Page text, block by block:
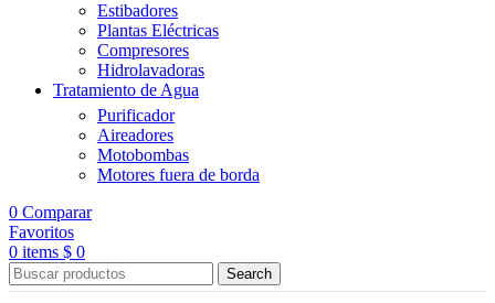
Estibadores
Plantas Eléctricas
Compresores
Hidrolavadoras
Tratamiento de Agua
Purificador
Aireadores
Motobombas
Motores fuera de borda
0 Comparar
Favoritos
0 items $ 0
Search